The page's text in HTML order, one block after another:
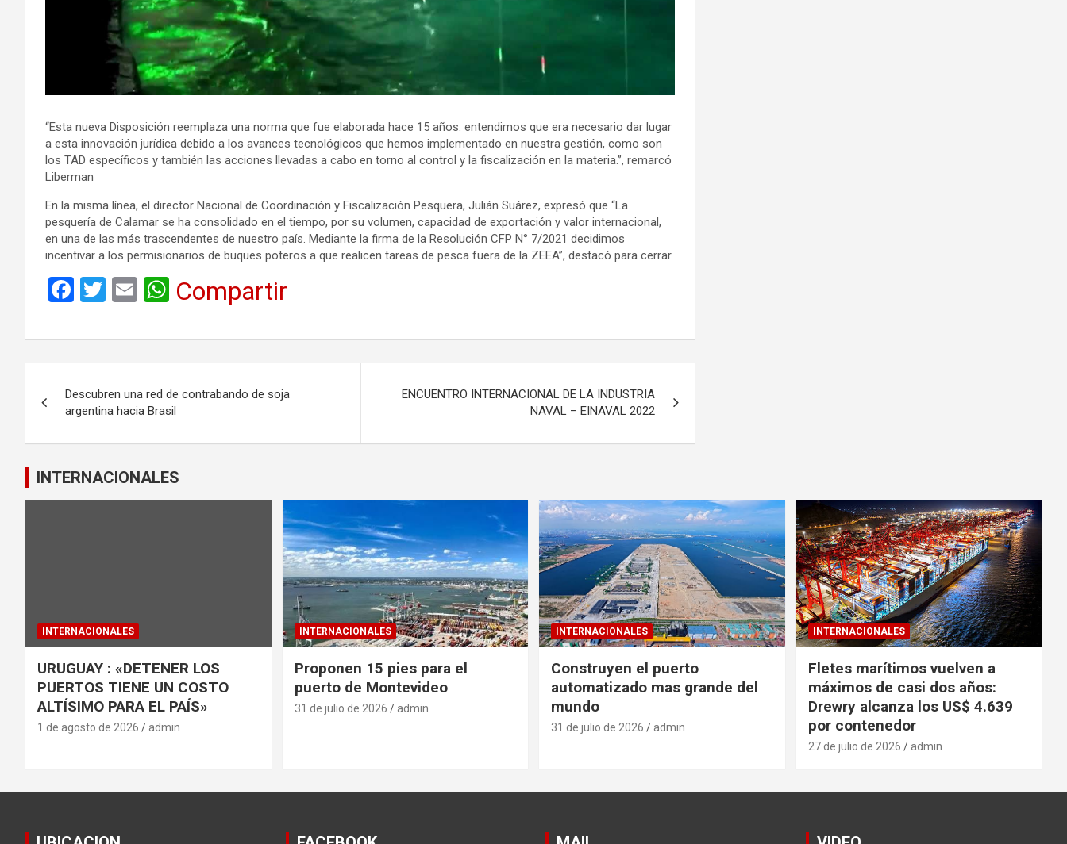
“Esta nueva Disposición reemplaza una norma que fue elaborada hace 15 años. entendimos que era necesario dar lugar
a esta innovación jurídica debido a los avances tecnológicos que hemos implementado en nuestra gestión, como son
los TAD específicos y también las acciones llevadas a cabo en torno al control y la fiscalización en la materia.”, remarcó
Liberman
En la misma línea, el director Nacional de Coordinación y Fiscalización Pesquera, Julián Suárez, expresó que “La
pesquería de Calamar se ha consolidado en el tiempo, por su volumen, capacidad de exportación y valor internacional,
en una de las más trascendentes de nuestro país. Mediante la firma de la Resolución CFP N° 7/2021 decidimos
incentivar a los permisionarios de buques poteros a que realicen tareas de pesca fuera de la ZEEA”, destacó para cerrar.
F
ce
o
o
k
T
tt
E
ail
W
at
A
p
p
Compartir
de
entradas
Descubren una red de contrabando de soja
argentina hacia Brasil
ENCUENTRO INTERNACIONAL DE LA INDUSTRIA
NAVAL – EINAVAL 2022
INTERNACIONALES
INTERNACIONALES
URUGUAY : «DETENER LOS
PUERTOS TIENE UN COSTO
ALTÍSIMO PARA EL PAÍS»
1 de agosto de 2026 admin
INTERNACIONALES
Proponen 15 pies para el
puerto de Montevideo
31 de julio de 2026 admin
INTERNACIONALES
Construyen el puerto
automatizado mas grande del
mundo
31 de julio de 2026 admin
INTERNACIONALES
Fletes marítimos vuelven a
máximos de casi dos años:
Drewry alcanza los US$ 4.639
por contenedor
27 de julio de 2026 admin